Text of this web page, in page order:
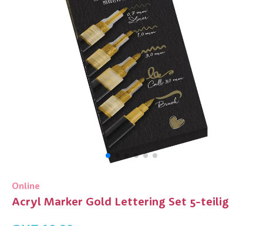
Online
Acryl Marker Gold Lettering Set 5-teilig